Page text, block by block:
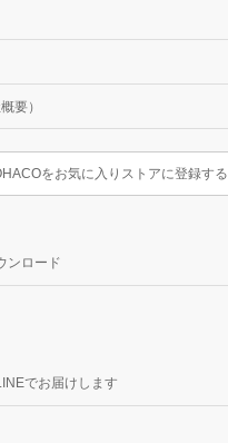
要）
をお気に入りストアに登録する
ンロード
でお届けします